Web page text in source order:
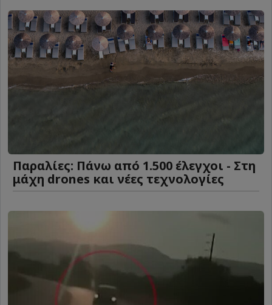
Παραλίες: Πάνω από 1.500 έλεγχοι - Στη
μάχη drones και νέες τεχνολογίες